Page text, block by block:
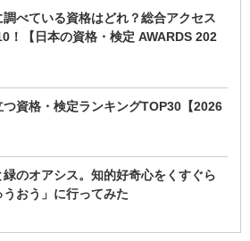
べている資格はどれ？総合アクセス
！【日本の資格・検定 AWARDS 202
資格・検定ランキングTOP30【2026
のオアシス。知的好奇心をくすぐら
おう」に行ってみた